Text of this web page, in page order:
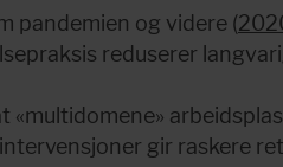
pandemien og videre (
reduserer
gir raskere